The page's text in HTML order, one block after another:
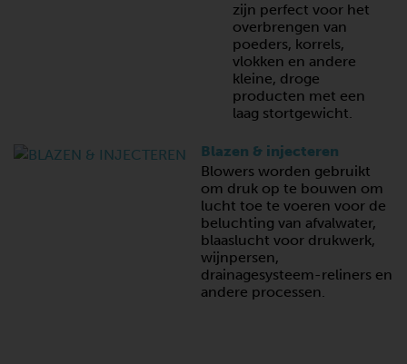
zijn perfect voor het
overbrengen van
poeders, korrels,
vlokken en andere
kleine, droge
producten met een
laag stortgewicht.
Blazen & injecteren
Blowers worden gebruikt
om druk op te bouwen om
lucht toe te voeren voor de
beluchting van afvalwater,
blaaslucht voor drukwerk,
wijnpersen,
drainagesysteem-reliners en
andere processen.